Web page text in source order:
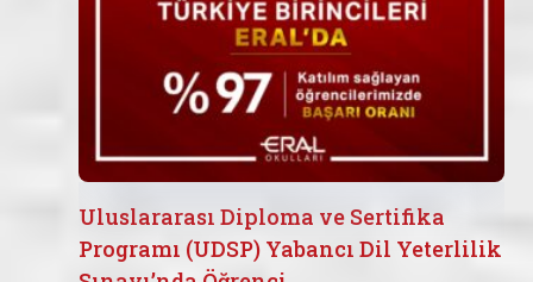
Uluslararası Diploma ve Sertifika
Programı (UDSP) Yabancı Dil Yeterlilik